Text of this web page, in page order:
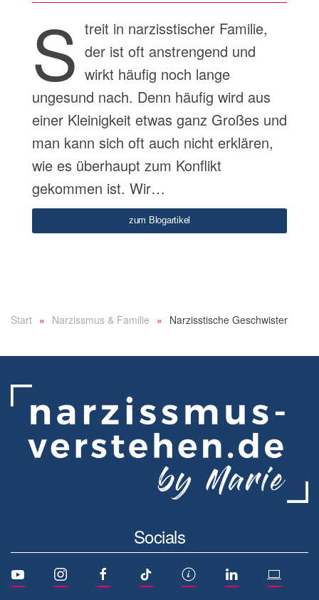
S treit in narzisstischer Familie,
der ist oft anstrengend und
wirkt häufig noch lange
ungesund nach. Denn häufig wird aus
einer Kleinigkeit etwas ganz Großes und
man kann sich oft auch nicht erklären,
wie es überhaupt zum Konflikt
gekommen ist. Wir…
zum Blogartikel
Start Narzissmus & Familie Narzisstische Geschwister
Socials